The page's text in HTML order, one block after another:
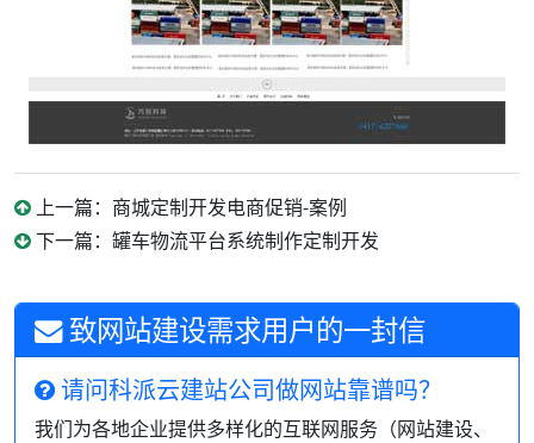
上一篇：商城定制开发电商促销-案例
下一篇：罐车物流平台系统制作定制开发
致网站建设需求用户的一封信
请问科派云建站公司做网站靠谱吗？
我们为各地企业提供多样化的互联网服务（网站建设、